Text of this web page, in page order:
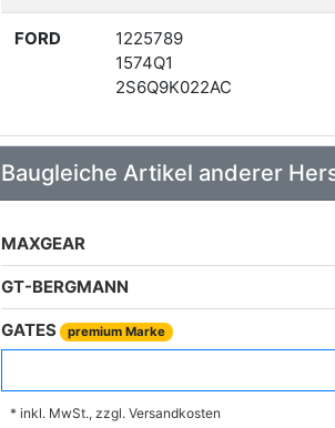
FORD 1225789
1574Q1
2S6Q9K022AC
Baugleiche Artikel anderer
MAXGEAR
GT-BERGMANN
GATES premium Marke
ORIGINAL IMPERIUM
* inkl. MwSt., zzgl. Versandkosten